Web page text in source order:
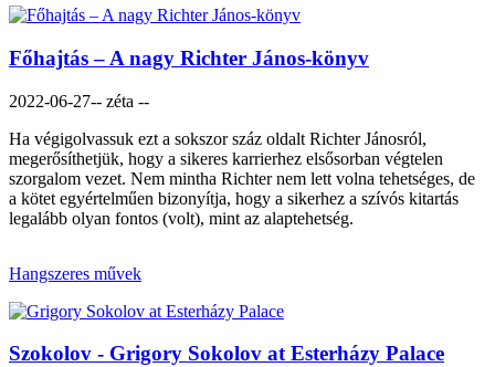
Főhajtás – A nagy Richter János-könyv
2022-06-27-- zéta --
Ha végigolvassuk ezt a sokszor száz oldalt Richter Jánosról,
megerősíthetjük, hogy a sikeres karrierhez elsősorban végtelen
szorgalom vezet. Nem mintha Richter nem lett volna tehetséges, de
a kötet egyértelműen bizonyítja, hogy a sikerhez a szívós kitartás
legalább olyan fontos (volt), mint az alaptehetség.
Hangszeres művek
Szokolov - Grigory Sokolov at Esterházy Palace